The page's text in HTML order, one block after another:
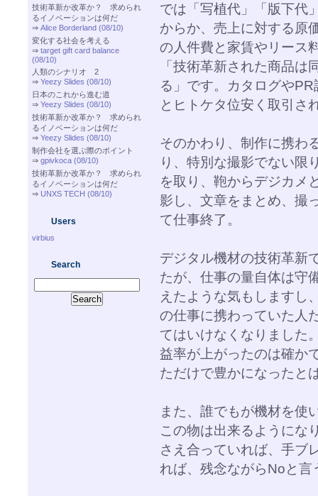
技術革新か改革か？ 求められ
るイノベーションは何だ
⇒ Alice Borderland (08/10)
変化する社会を考える
⇒ target gift card balance
(08/10)
人類のシナリオ 2
⇒ Yeezy Slides (08/10)
日本のこれから進む道
⇒ Yeezy Slides (08/10)
技術革新か改革か？ 求められ
るイノベーションは何だ
⇒ Yeezy Slides (08/10)
制作会社を選ぶ際のポイント
⇒ gpivkoca (08/10)
技術革新か改革か？ 求められ
るイノベーションは何だ
⇒ UNXS TECH (08/10)
Users
virbius
Search
では「写植代」「版下代
からか、売上に対する原
の人件費と家賃やリース
「技術革新された商品
る」です。カタログや
とヒトケタ位安く取引さ
そのかわり、制作に携わ
り、特別な撮影でない限
を取り、鞄からデジカメ
影し、文章をまとめ、撮
て仕事終了。
デジタル機材の技術革新
たが、仕事の量自体は守
えたような気もしますし
の仕事に携わっていた人
てはいけなくなりました
益率が上がったのは確か
ただけで豊かになったと
また、誰でもが機材を使
この物は出来るようにな
さえ合っていれば、手ブ
れば、残念ながらNoと言